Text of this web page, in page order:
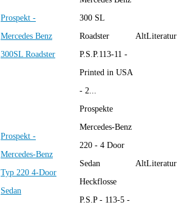
Prospekt -
Mercedes Benz
300SL Roadster
300 SL
Roadster
P.S.P.113-11 -
Printed in USA
- 2...
AltLiteratur
Prospekt -
Mercedes-Benz
Typ 220 4-Door
Sedan
Prospekte
Mercedes-Benz
220 - 4 Door
Sedan
Heckflosse
P.S.P - 113-5 -
AltLiteratur